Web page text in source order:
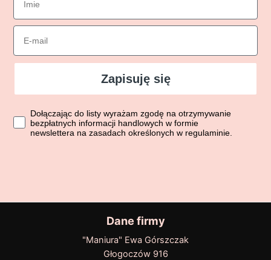
Email
Zapisuję się
Dołączając do listy wyrażasz zgodę na otrzymywanie
Dołączając do listy wyrażam zgodę na otrzymywanie
bezpłatnych informacji handlowych w formie
newslettera na zasadach określonych w regulaminie.
Dane firmy
"Maniura" Ewa Górszczak
Głogoczów 916